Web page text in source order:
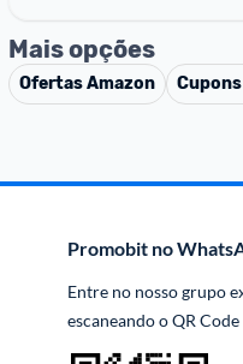
Mais opções
OfertasAmazon Cupons
Promobit no
Entre no nosso grupo
escaneando o QR Code